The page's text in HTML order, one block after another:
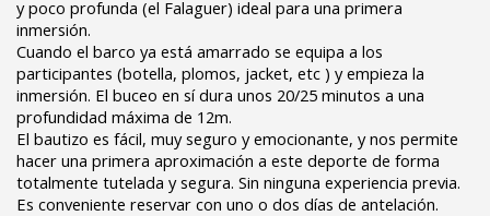
y poco profunda (el Falaguer) ideal para una primera
inmersión.
Cuando el barco ya está amarrado se equipa a los
participantes (botella, plomos, jacket, etc ) y empieza la
inmersión. El buceo en sí dura unos 20/25 minutos a una
profundidad máxima de 12m.
El bautizo es fácil, muy seguro y emocionante, y nos permite
hacer una primera aproximación a este deporte de forma
totalmente tutelada y segura. Sin ninguna experiencia previa.
Es conveniente reservar con uno o dos días de antelación.